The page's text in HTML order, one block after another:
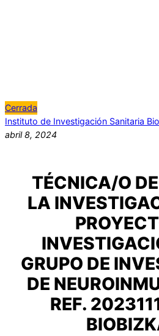
Cerrada
Instituto de Investigación Sanitaria
abril 8, 2024
TÉCNICA/O
LA
GRUPO DE
DE
REF.